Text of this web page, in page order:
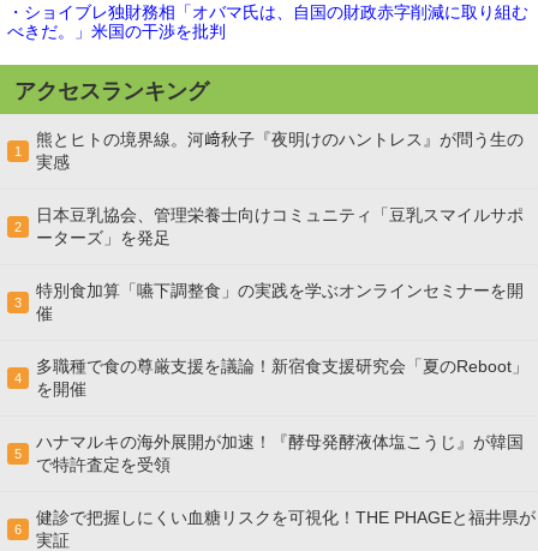
・ショイブレ独財務相「オバマ氏は、自国の財政赤字削減に取り組む
べきだ。」米国の干渉を批判
アクセスランキング
1
熊とヒトの境界線。河﨑秋子『夜明けのハントレス』が問う生の
実感
2
日本豆乳協会、管理栄養士向けコミュニティ「豆乳スマイルサポ
ーターズ」を発足
3
特別食加算「嚥下調整食」の実践を学ぶオンラインセミナーを開
催
4
多職種で食の尊厳支援を議論！新宿食支援研究会「夏のReboot」
を開催
5
ハナマルキの海外展開が加速！『酵母発酵液体塩こうじ』が韓国
で特許査定を受領
6
健診で把握しにくい血糖リスクを可視化！THE PHAGEと福井県が
実証